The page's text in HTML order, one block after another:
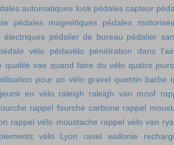
automatiques look pédales capteur
pédales magnétiques
pédales
électriques pédalier de bureau pédalier
vélo pédavélo
pénétration dans l'air
qualité vae quand faire du vélo quatre
pour un vélo gravel quentin barbe
en vélo raleigh raleigh van moof
rappel fourche carbone rappel
rappel vélo moustache rappel vélo van
vélo Lyon
ravel wallonie